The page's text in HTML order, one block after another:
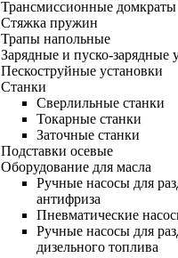
Трансмиссионные домкраты
Стяжка пружин
Трапы напольные
Зарядные и пуско-зарядные
Пескоструйные установки
Станки
Сверлильные станки
Токарные станки
Заточные станки
Подставки осевые
Оборудование для масла
Ручные насосы для
антифриза
Пневматические
Ручные насосы для
дизельного топлива